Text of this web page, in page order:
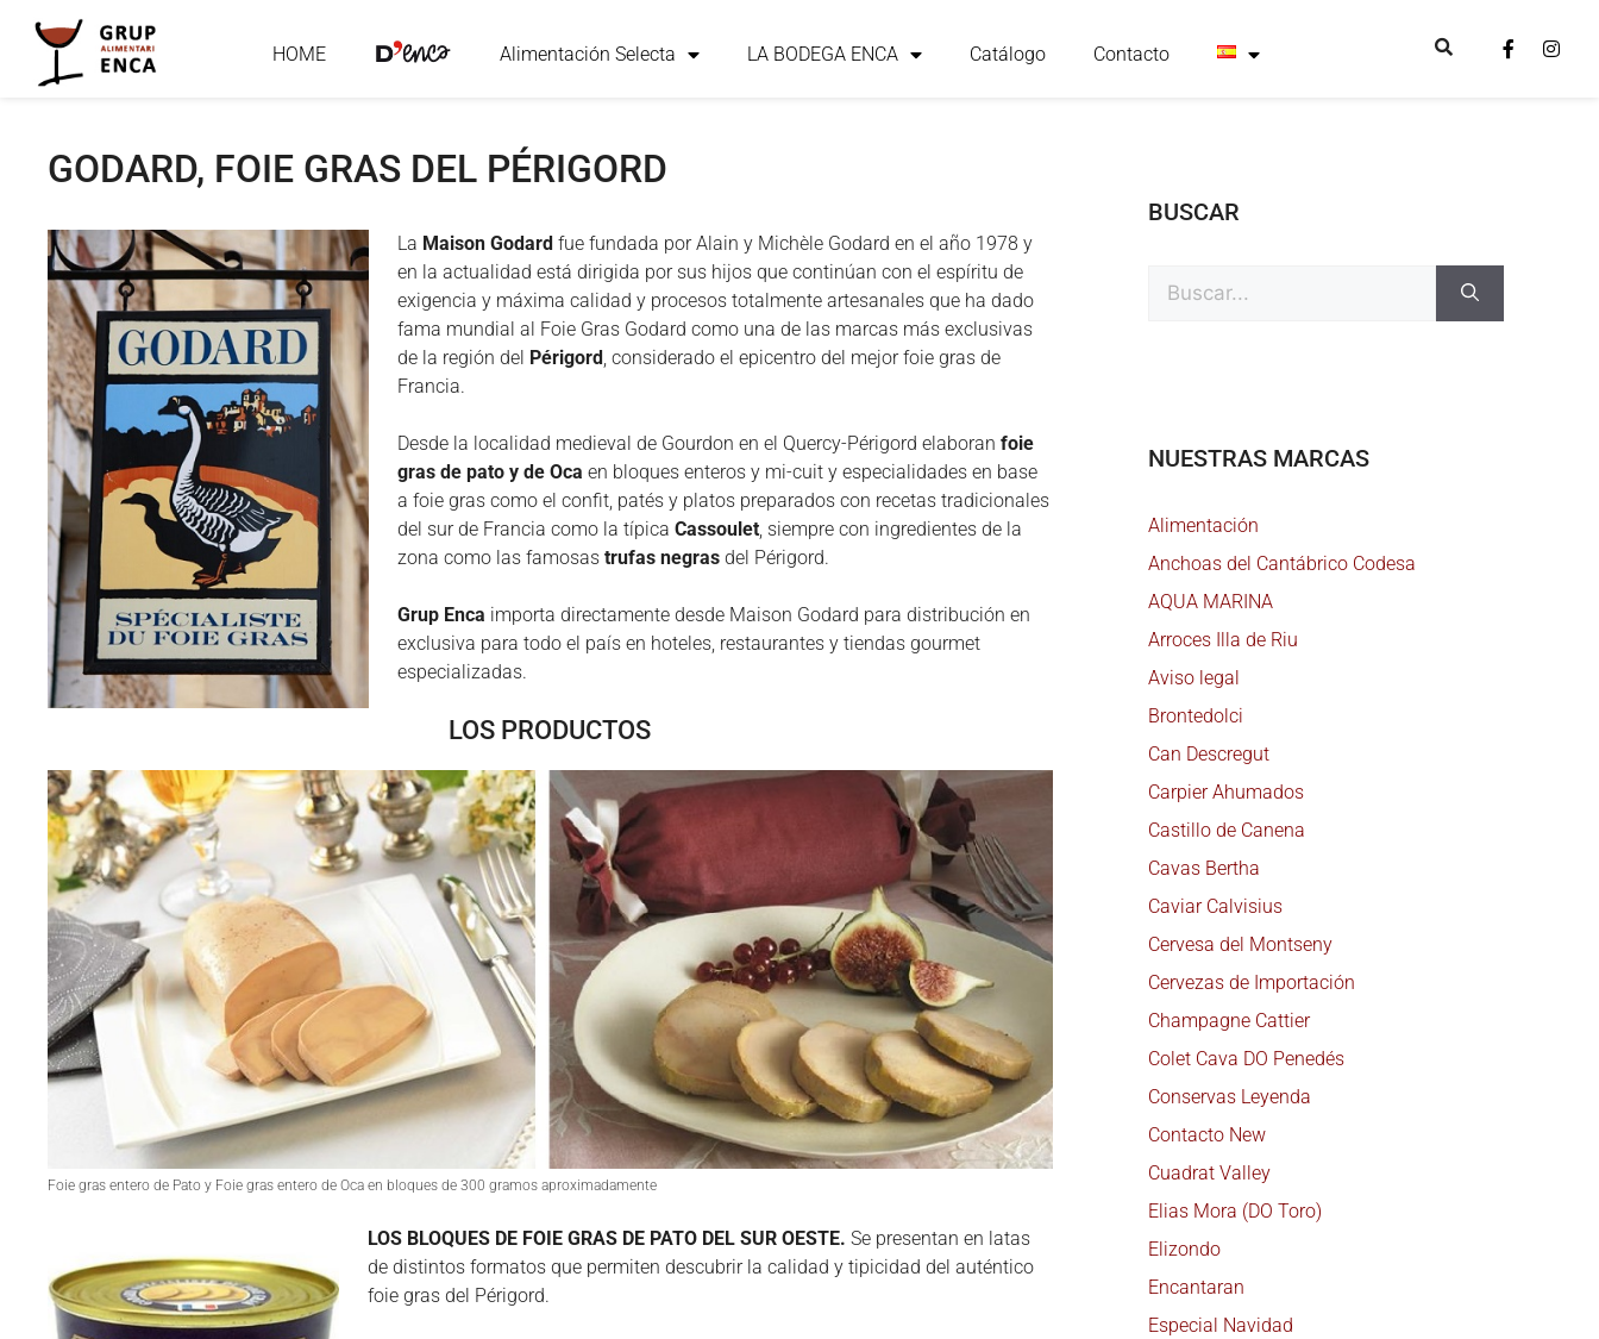
HOME Alimentación Selecta LA BODEGA ENCA Catálogo Contacto
GODARD, FOIE GRAS DEL PÉRIGORD
La Maison Godard fue fundada por Alain y Michèle Godard en el año 1978 y
en la actualidad está dirigida por sus hijos que continúan con el espíritu de
exigencia y máxima calidad y procesos totalmente artesanales que ha dado
fama mundial al Foie Gras Godard como una de las marcas más exclusivas
de la región del Périgord, considerado el epicentro del mejor foie gras de
Francia.
Desde la localidad medieval de Gourdon en el Quercy-Périgord elaboran foie
gras de pato y de Oca en bloques enteros y mi-cuit y especialidades en base
a foie gras como el confit, patés y platos preparados con recetas tradicionales
del sur de Francia como la típica Cassoulet, siempre con ingredientes de la
zona como las famosas trufas negras del Périgord.
Grup Enca importa directamente desde Maison Godard para distribución en
exclusiva para todo el país en hoteles, restaurantes y tiendas gourmet
especializadas.
LOS PRODUCTOS
Foie gras entero de Pato y Foie gras entero de Oca en bloques de 300 gramos aproximadamente
LOS BLOQUES DE FOIE GRAS DE PATO DEL SUR OESTE. Se presentan en latas
de distintos formatos que permiten descubrir la calidad y tipicidad del auténtico
foie gras del Périgord.
BUSCAR
NUESTRAS MARCAS
Alimentación
Anchoas del Cantábrico Codesa
AQUA MARINA
Arroces Illa de Riu
Aviso legal
Brontedolci
Can Descregut
Carpier Ahumados
Castillo de Canena
Cavas Bertha
Caviar Calvisius
Cervesa del Montseny
Cervezas de Importación
Champagne Cattier
Colet Cava DO Penedés
Conservas Leyenda
Contacto New
Cuadrat Valley
Elias Mora (DO Toro)
Elizondo
Encantaran
Especial Navidad